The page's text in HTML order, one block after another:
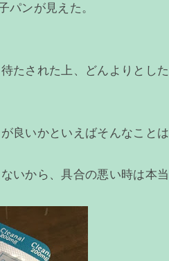
パンが見えた。
たされた上、どんよりとした
良いかといえばそんなことは
いから、具合の悪い時は本当